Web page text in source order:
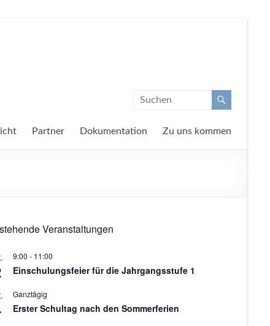
Partner Dokumentation Zu uns kommen
Veranstaltungen
9:00 - 11:00
Einschulungsfeier für die Jahrgangsstufe 1
Ganztägig
Erster Schultag nach den Sommerferien